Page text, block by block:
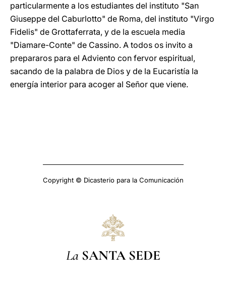
particularmente a los estudiantes del instituto "San
Giuseppe del Caburlotto" de Roma, del instituto "Virgo
Fidelis" de Grottaferrata, y de la escuela media
"Diamare-Conte" de Cassino. A todos os invito a
prepararos para el Adviento con fervor espiritual,
sacando de la palabra de Dios y de la Eucaristía la
energía interior para acoger al Señor que viene.
Copyright © Dicasterio para la Comunicación
La SANTA SEDE